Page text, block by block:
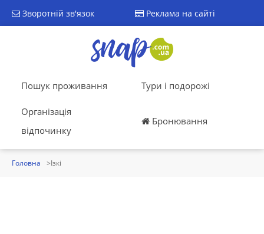
Зворотній зв'язок Реклама на сайті
Пошук проживання Тури і подорожі
Організація
відпочинку
Бронювання
Головна Ізкі